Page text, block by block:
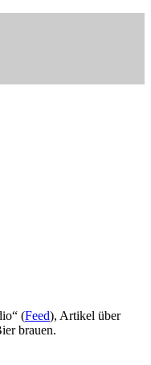
(Feed), Artikel über
brauen.